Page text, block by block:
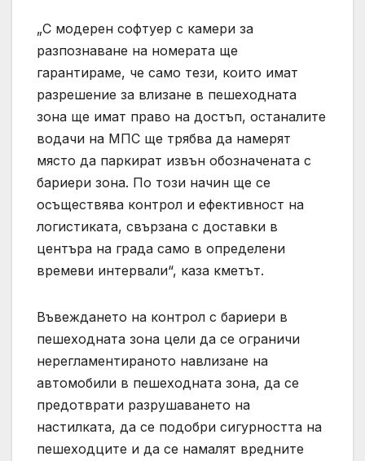
„С модерен софтуер с камери за
разпознаване на номерата ще
гарантираме, че само тези, които имат
разрешение за влизане в пешеходната
зона ще имат право на достъп, останалите
водачи на МПС ще трябва да намерят
място да паркират извън обозначената с
бариери зона. По този начин ще се
осъществява контрол и ефективност на
логистиката, свързана с доставки в
центъра на града само в определени
времеви интервали“, каза кметът.
Въвеждането на контрол с бариери в
пешеходната зона цели да се ограничи
нерегламентираното навлизане на
автомобили в пешеходната зона, да се
предотврати разрушаването на
настилката, да се подобри сигурността на
пешеходците и да се намалят вредните